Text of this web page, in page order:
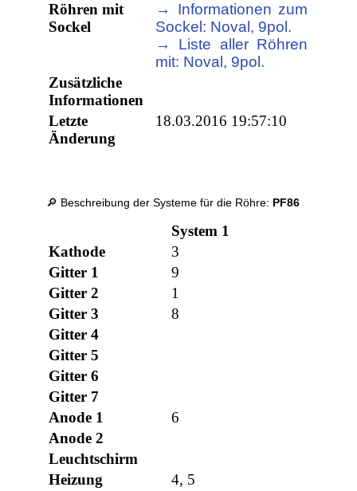
Röhren mit
Sockel
→ Informationen zum
Sockel: Noval, 9pol.
→ Liste aller Röhren
mit: Noval, 9pol.
Zusätzliche
Informationen
Letzte
Änderung
18.03.2016 19:57:10
🔎 Beschreibung der Systeme für die Röhre: PF86
System 1
Kathode
3
Gitter 1
9
Gitter 2
1
Gitter 3
8
Gitter 4
Gitter 5
Gitter 6
Gitter 7
Anode 1
6
Anode 2
Leuchtschirm
Heizung
4, 5